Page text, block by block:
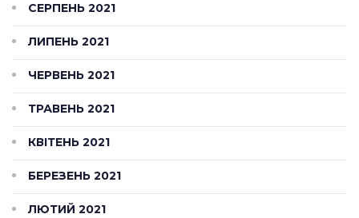
СЕРПЕНЬ 2021
ЛИПЕНЬ 2021
ЧЕРВЕНЬ 2021
ТРАВЕНЬ 2021
КВІТЕНЬ 2021
БЕРЕЗЕНЬ 2021
ЛЮТИЙ 2021